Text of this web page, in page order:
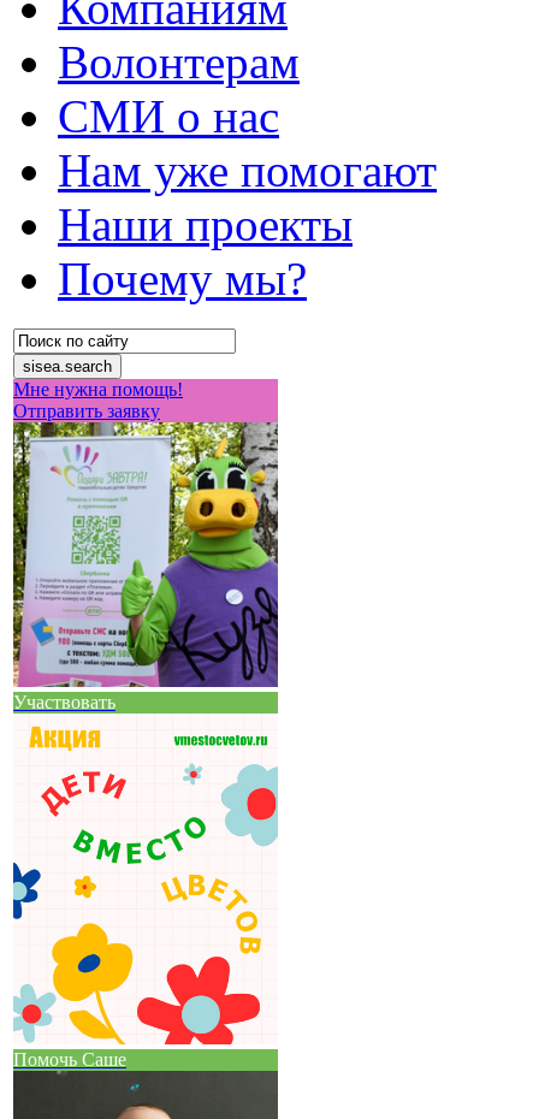
Волонтерам
СМИ о нас
Нам уже помогают
Наши проекты
Почему мы?
Мне нужна помощь!
Отправить заявку
Участвовать
Помочь Саше